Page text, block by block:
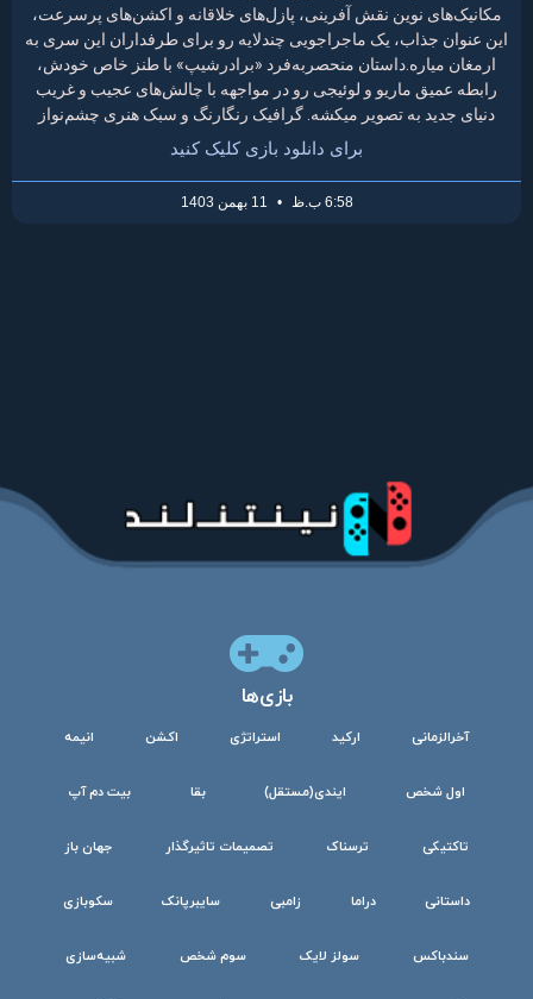
مکانیک‌های نوین نقش آفرینی، پازل‌های خلاقانه و اکشن‌های پرسرعت،
این عنوان جذاب، یک ماجراجویی چندلایه رو برای طرفداران این سری به
ارمغان میاره.داستان منحصربه‌فرد «برادرشیپ» با طنز خاص خودش،
رابطه عمیق ماریو و لوئیجی رو در مواجهه با چالش‌های عجیب و غریب
دنیای جدید به تصویر میکشه. گرافیک رنگارنگ و سبک هنری چشم‌نواز
برای دانلود بازی کلیک کنید
6:58 ب.ظ
بازی‌ها
آخرالزمانی ارکید استراتژی اکشن انیمه
اول شخص ایندی(مستقل) بقا بیت دم آپ
تاکتیکی ترسناک تصمیمات تاثیرگذار جهان باز
داستانی دراما زامبی سایبرپانک سکوبازی
سندباکس سولز لایک سوم شخص شبیه‌سازی